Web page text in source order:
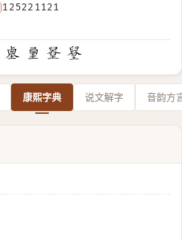
125221121
康熙字典 说文解字 音韵方